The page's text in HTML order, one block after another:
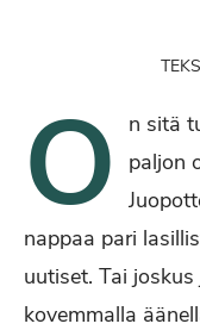
O
n sitä
paljon
nappaa pari
uutiset. Tai
kovemmalla